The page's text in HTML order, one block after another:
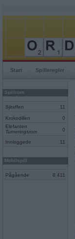
Start Spilleregler
Spillrom
Sjiraffen 11
Krokodillen
0
Elefanten
Turneringsrom
0
Innloggede 11
Mobilspill
Pågående 8 411